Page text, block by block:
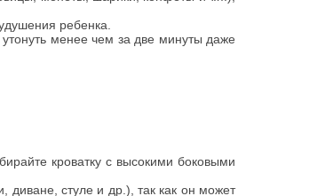
ребенка.
менее чем за две минуты даже
кроватку с высокими боковыми
диване, стуле и др.), так как он может